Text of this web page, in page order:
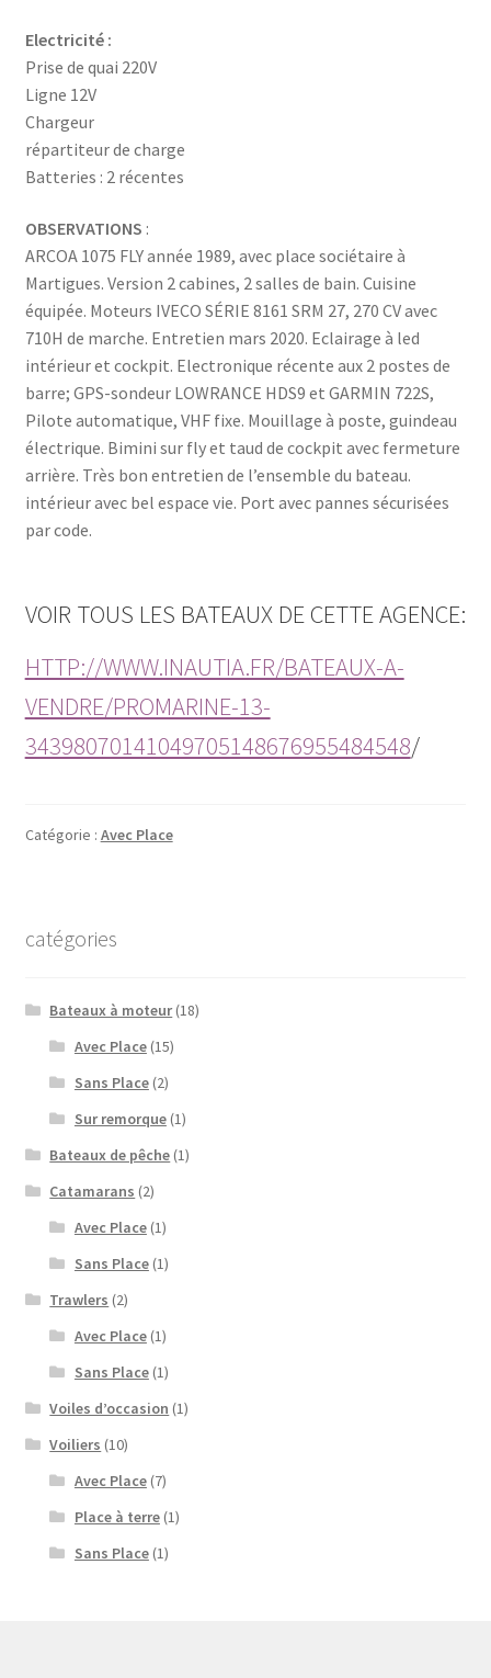
Electricité :
Prise de quai 220V
Ligne 12V
Chargeur
répartiteur de charge
Batteries : 2 récentes
OBSERVATIONS :
ARCOA 1075 FLY année 1989, avec place sociétaire à
Martigues. Version 2 cabines, 2 salles de bain. Cuisine
équipée. Moteurs IVECO SÉRIE 8161 SRM 27, 270 CV avec
710H de marche. Entretien mars 2020. Eclairage à led
intérieur et cockpit. Electronique récente aux 2 postes de
barre; GPS-sondeur LOWRANCE HDS9 et GARMIN 722S,
Pilote automatique, VHF fixe. Mouillage à poste, guindeau
électrique. Bimini sur fly et taud de cockpit avec fermeture
arrière. Très bon entretien de l’ensemble du bateau.
intérieur avec bel espace vie. Port avec pannes sécurisées
par code.
VOIR TOUS LES BATEAUX DE CETTE AGENCE:
HTTP://WWW.INAUTIA.FR/BATEAUX-A-
VENDRE/PROMARINE-13-
34398070141049705148676955484548/
Catégorie : Avec Place
catégories
Bateaux à moteur(18)
Avec Place(15)
Sans Place(2)
Sur remorque(1)
Bateaux de pêche (1)
Catamarans (2)
Avec Place(1)
Sans Place(1)
Trawlers (2)
Avec Place(1)
Sans Place(1)
Voiles d’occasion (1)
Voiliers (10)
Avec Place(7)
Place à terre(1)
Sans Place(1)